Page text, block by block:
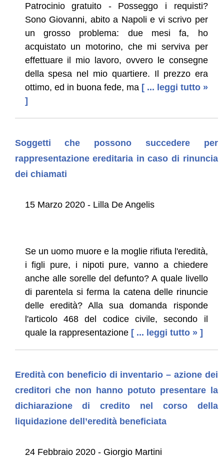
Patrocinio gratuito - Posseggo i requisti?
Sono Giovanni, abito a Napoli e vi scrivo per
un grosso problema: due mesi fa, ho
acquistato un motorino, che mi serviva per
effettuare il mio lavoro, ovvero le consegne
della spesa nel mio quartiere. Il prezzo era
ottimo, ed in buona fede, ma [ ... leggi tutto »
]
Soggetti che possono succedere per
rappresentazione ereditaria in caso di rinuncia
dei chiamati
15 Marzo 2020 - Lilla De Angelis
Se un uomo muore e la moglie rifiuta l'eredità,
i figli pure, i nipoti pure, vanno a chiedere
anche alle sorelle del defunto? A quale livello
di parentela si ferma la catena delle rinuncie
delle eredità? Alla sua domanda risponde
l'articolo 468 del codice civile, secondo il
quale la rappresentazione [ ... leggi tutto » ]
Eredità con beneficio di inventario – azione dei
creditori che non hanno potuto presentare la
dichiarazione di credito nel corso della
liquidazione dell’eredità beneficiata
24 Febbraio 2020 - Giorgio Martini